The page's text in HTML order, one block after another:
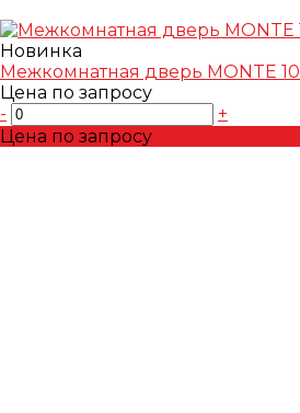
Новинка
Межкомнатная дверь MONTE 10
Цена по запросу
-
+
Цена по запросу